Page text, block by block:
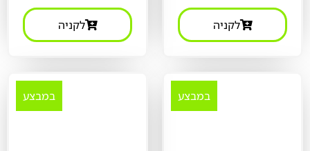
לקניה לקניה
במבצע במבצע